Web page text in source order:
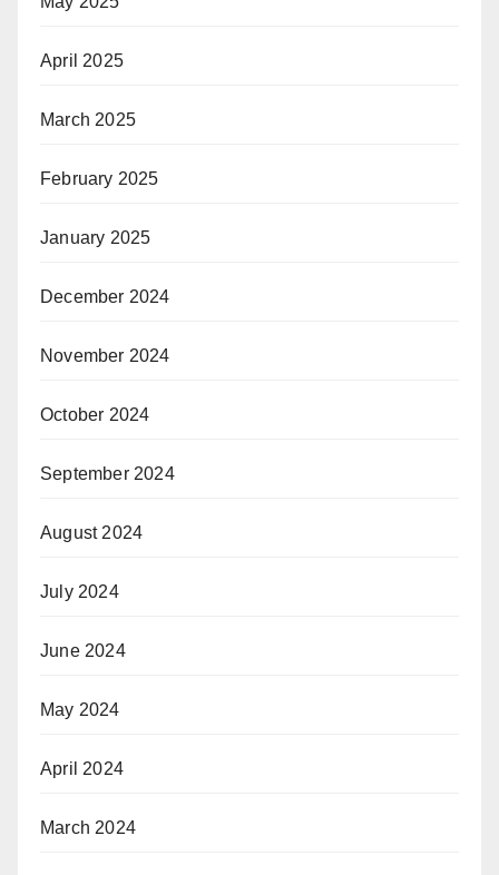
April 2025
March 2025
February 2025
January 2025
December 2024
November 2024
October 2024
September 2024
August 2024
July 2024
June 2024
May 2024
April 2024
March 2024